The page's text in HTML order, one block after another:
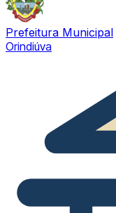
Prefeitura Municipal
Orindiúva